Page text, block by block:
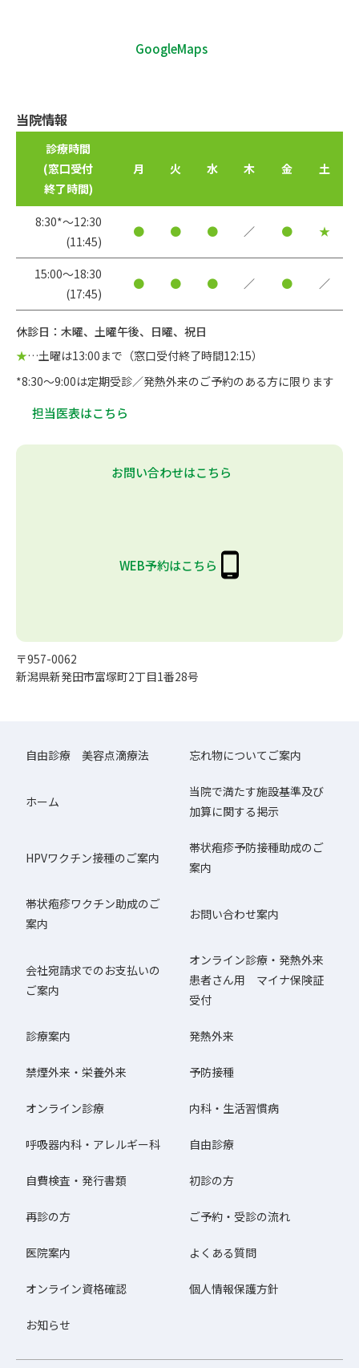
GoogleMaps
当院情報
診療時間
(窓口受付
終了時間)
月 火 水 木 金 土
8:30*〜12:30
(11:45)
● ● ● ／ ● ★
15:00〜18:30
(17:45)
● ● ● ／ ● ／
休診日：木曜、土曜午後、日曜、祝日
★…土曜は13:00まで（窓口受付終了時間12:15）
*8:30～9:00は定期受診／発熱外来のご予約のある方に限ります
担当医表はこちら
お問い合わせはこちら
WEB予約はこちら
〒957-0062
新潟県新発田市富塚町2丁目1番28号
自由診療 美容点滴療法 忘れ物についてご案内
ホーム
当院で満たす施設基準及び
加算に関する掲示
HPVワクチン接種のご案内
帯状疱疹予防接種助成のご
案内
帯状疱疹ワクチン助成のご
案内
お問い合わせ案内
会社宛請求でのお支払いの
ご案内
オンライン診療・発熱外来
患者さん用 マイナ保険証
受付
診療案内 発熱外来
禁煙外来・栄養外来 予防接種
オンライン診療 内科・生活習慣病
呼吸器内科・アレルギー科 自由診療
自費検査・発行書類 初診の方
再診の方 ご予約・受診の流れ
医院案内 よくある質問
オンライン資格確認 個人情報保護方針
お知らせ